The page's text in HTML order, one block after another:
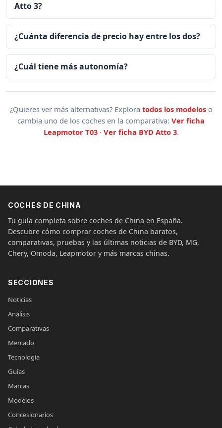
Atto 3?
¿Cuánta diferencia de precio hay entre los dos?
¿Cuál tiene más autonomía?
¿Quieres ver más alternativas? Explora todos los modeloso
cambia uno de los coches en la comparativa: Ver ficha
Leapmotor T03· Ver ficha BYD Atto 3.
COCHES DE CHINA
Tu guía completa sobre coches de China en España.
Descubre cómo comprar coches de China baratos,
comparativas, pruebas y las últimas noticias de BYD, MG,
Chery, Omoda, Leapmotor y más marcas chinas.
SECCIONES
Noticias
Análisis
Comparativas
Mercado
Tecnología
Guías
Marcas
Modelos
Concesionarios